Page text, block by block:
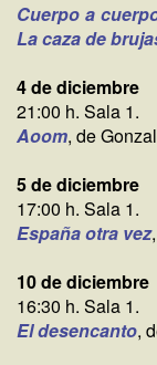
Cuerpo a
La caza de
4 de diciembre
21:00 h. Sala 1.
Aoom, de
5 de diciembre
17:00 h. Sala 1.
España otra vez
10 de diciembre
16:30 h. Sala 1.
El desencanto,